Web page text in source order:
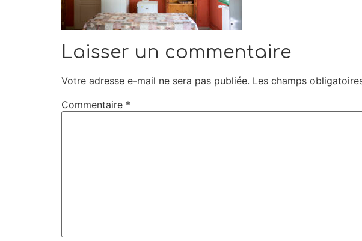
Laisser un commentaire
Votre adresse e-mail ne sera pas publiée. Les champs
Commentaire *